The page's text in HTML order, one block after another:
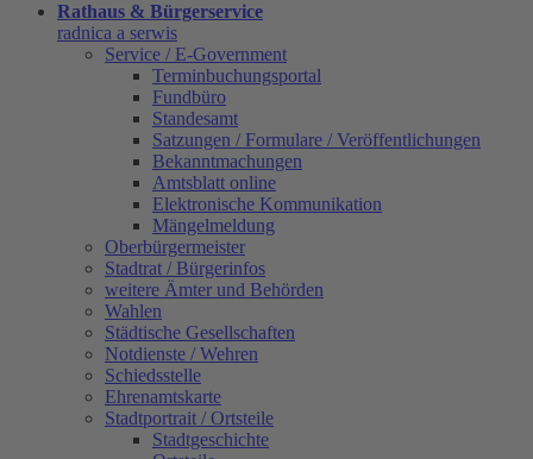
Rathaus & Bürgerservice
radnica a serwis
Service / E-Government
Terminbuchungsportal
Fundbüro
Standesamt
Satzungen / Formulare / Veröffentlichungen
Bekanntmachungen
Amtsblatt online
Elektronische Kommunikation
Mängelmeldung
Oberbürgermeister
Stadtrat / Bürgerinfos
weitere Ämter und Behörden
Wahlen
Städtische Gesellschaften
Notdienste / Wehren
Schiedsstelle
Ehrenamtskarte
Stadtportrait / Ortsteile
Stadtgeschichte